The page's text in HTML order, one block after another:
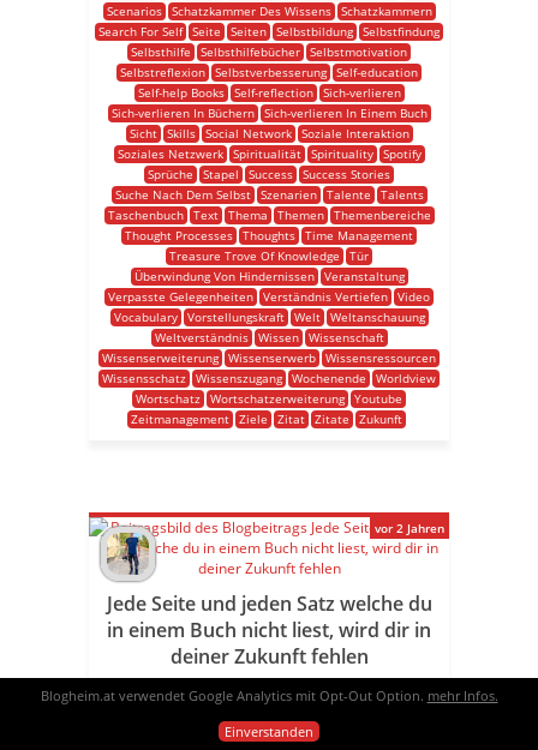
Scenarios
Schatzkammer Des Wissens
Schatzkammern
Search For Self Seite Seiten Selbstbildung Selbstfindung
Selbsthilfe
Selbsthilfebücher Selbstmotivation
Selbstreflexion Selbstverbesserung Self-education
Self-help Books
Self-reflection
Sich-verlieren
Sich-verlieren In Büchern
Sich-verlieren In Einem Buch
Sicht
Skills Social Network
Soziale Interaktion
Soziales Netzwerk
Spiritualität Spirituality
Spotify
Sprüche
Stapel Success Success Stories
Suche Nach Dem Selbst
Szenarien Talente
Talents
Taschenbuch
Text Thema Themen
Themenbereiche
Thought Processes Thoughts Time Management
Treasure Trove Of Knowledge
Tür
Überwindung Von Hindernissen
Veranstaltung
Verpasste Gelegenheiten Verständnis Vertiefen Video
Vocabulary
Vorstellungskraft Welt
Weltanschauung
Weltverständnis
Wissen
Wissenschaft
Wissenserweiterung Wissenserwerb Wissensressourcen
Wissensschatz Wissenszugang Wochenende
Worldview
Wortschatz Wortschatzerweiterung Youtube
Zeitmanagement
Ziele Zitat Zitate Zukunft
Jede Seite und jeden Satz welche du
in einem Buch nicht liest, wird dir in
deiner Zukunft fehlen
Bücher für deine Zukunft Das Zitat „Jede Seite und
jeden Satz, den du in einem Buch nicht liest, wird
dir in deiner Zukunft fehlen“ vermittelt eine
vor 2 Jahren
Blogheim.at verwendet Google Analytics mit Opt-Out Option. mehr Infos.
Einverstanden